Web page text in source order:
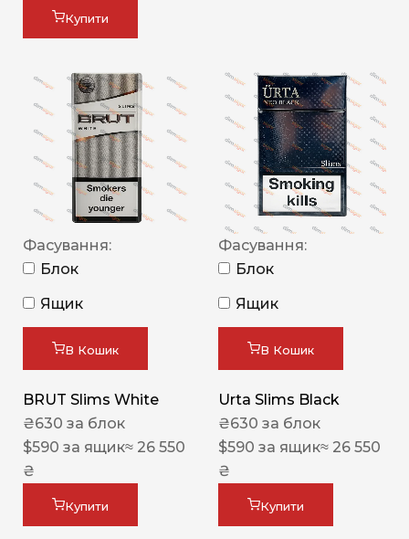
Купити
Фасування:
Блок
Ящик
В Кошик
BRUT Slims White
₴630 за блок
$590 за ящик≈ 26 550
₴
Купити
Фасування:
Блок
Ящик
В Кошик
Urta Slims Black
₴630 за блок
$590 за ящик≈ 26 550
₴
Купити